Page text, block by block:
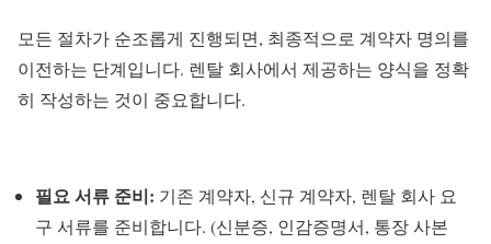
모든 절차가 순조롭게 진행되면, 최종적으로 계약자 명의를
이전하는 단계입니다. 렌탈 회사에서 제공하는 양식을 정확
히 작성하는 것이 중요합니다.
필요 서류 준비: 기존 계약자, 신규 계약자, 렌탈 회사 요
구 서류를 준비합니다. (신분증, 인감증명서, 통장 사본